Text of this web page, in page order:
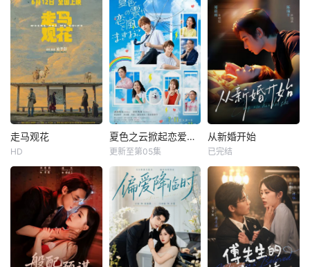
走马观花
HD
夏色之云掀起恋爱与风暴
更新至第05集
从新婚开始
已完结